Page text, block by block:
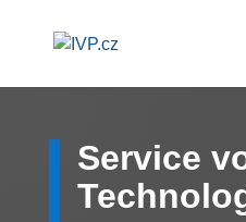
Service